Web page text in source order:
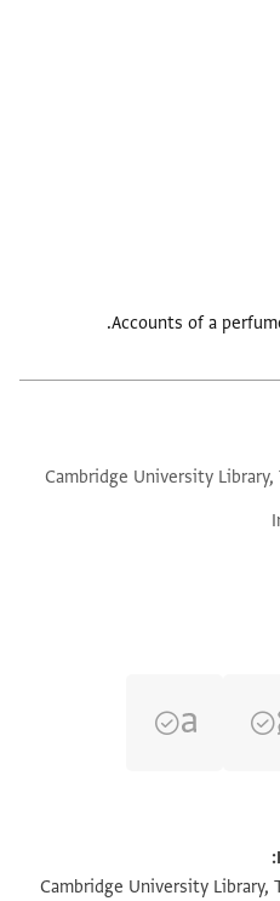
Accounts of a
Cambridge University
تكبير و تدوير
Cambridge University Library,